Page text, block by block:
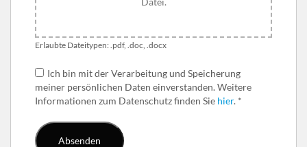
Erlaubte Dateitypen: .pdf, .doc, .docx
Ich bin mit der Verarbeitung und Speicherung
meiner persönlichen Daten einverstanden. Weitere
Informationen zum Datenschutz finden Sie hier. *